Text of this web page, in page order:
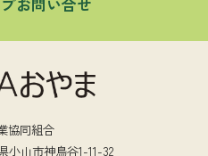
お問い合せ
協同組合
山市神鳥谷1-11-32